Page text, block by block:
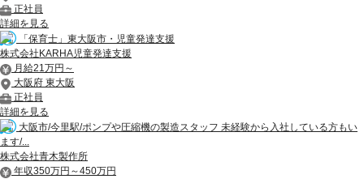
正社員
詳細を見る
「保育士」東大阪市・児童発達支援
株式会社KARHA児童発達支援
月給21万円～
大阪府 東大阪
正社員
詳細を見る
大阪市/今里駅/ポンプや圧縮機の製造スタッフ 未経験から入社している方もい
ます/...
株式会社青木製作所
年収350万円～450万円